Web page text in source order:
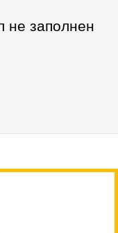
не заполнен